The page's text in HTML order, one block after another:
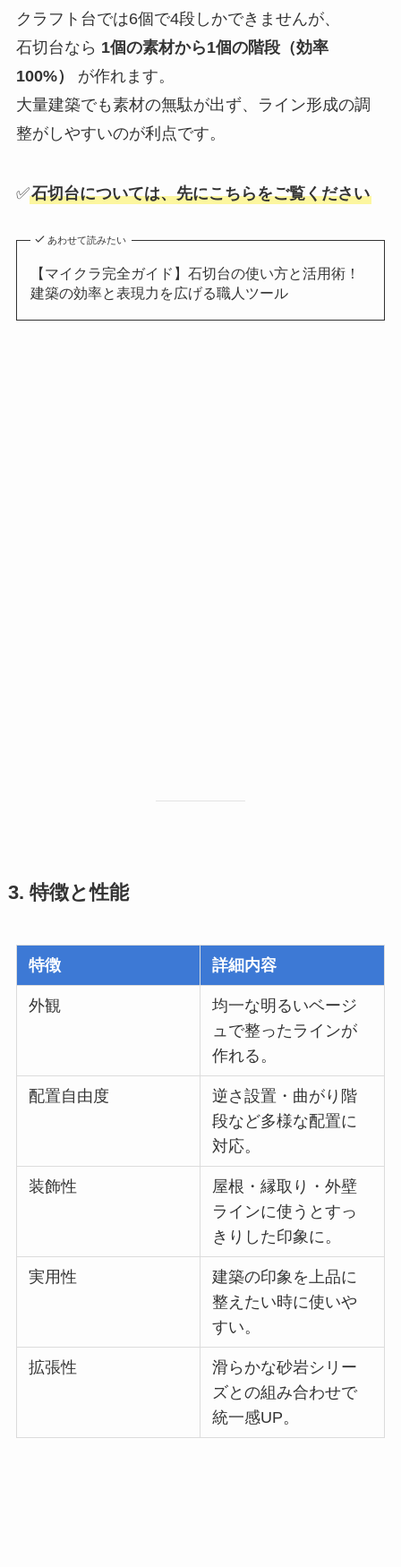
クラフト台では6個で4段しかできませんが、
石切台なら 1個の素材から1個の階段（効率
100%）
が作れます。
大量建築でも素材の無駄が出ず、ライン形成の調
整がしやすいのが利点です。
✅石切台については、先にこちらをご覧ください
あわせて読みたい
【マイクラ完全ガイド】石切台の使い方と活用術！
建築の効率と表現力を広げる職人ツール
3. 特徴と性能
特徴 詳細内容
外観
均一な明るいベージ
ュで整ったラインが
作れる。
配置自由度
逆さ設置・曲がり階
段など多様な配置に
対応。
装飾性
屋根・縁取り・外壁
ラインに使うとすっ
きりした印象に。
実用性
建築の印象を上品に
整えたい時に使いや
すい。
拡張性
滑らかな砂岩シリー
ズとの組み合わせで
統一感UP。